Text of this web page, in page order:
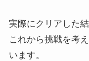
実際にクリアした
これから挑戦を考
います。